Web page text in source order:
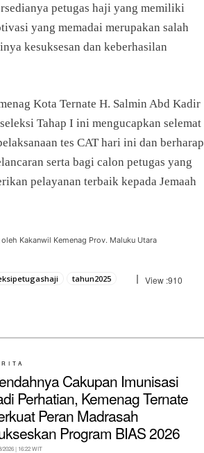
petugas haji yang memiliki
yang memadai merupakan salah
kesuksesan dan keberhasilan
Kota Ternate H. Salmin Abd Kadir
Tahap I ini mengucapkan selemat
tes CAT hari ini dan berharap
serta bagi calon petugas yang
pelayanan terbaik kepada Jemaah
Kakanwil Kemenag Prov. Maluku Utara
tahun2025 View :910
Cakupan Imunisasi
Perhatian, Kemenag Ternate
Peran Madrasah
Program BIAS 2026
2026 | 16:22 WIT